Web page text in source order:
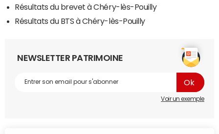
Résultats du brevet à Chéry-lès-Pouilly
Résultats du BTS à Chéry-lès-Pouilly
NEWSLETTER PATRIMOINE
Voir un exemple